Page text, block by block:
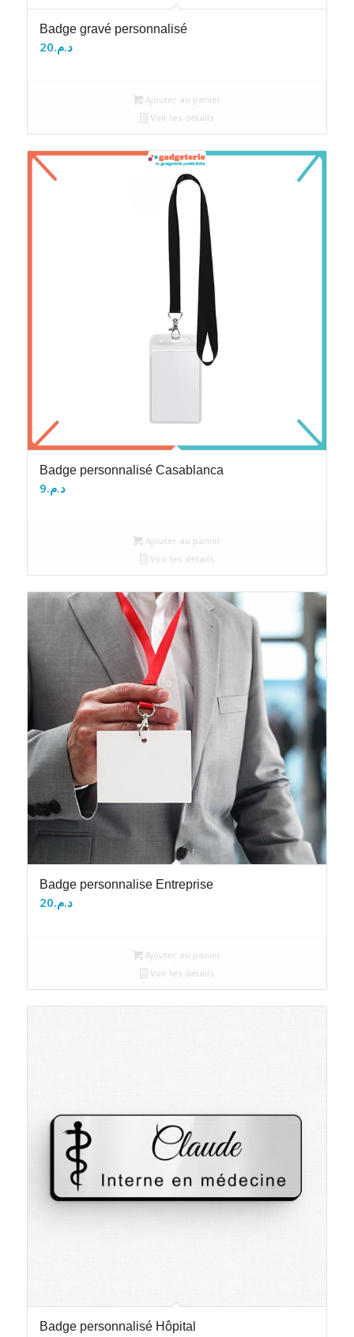
Badge gravé personnalisé
د.م.20
Ajouter au panier
Voir les détails
Badge personnalisé Casablanca
د.م.9
Ajouter au panier
Voir les détails
Badge personnalise Entreprise
د.م.20
Ajouter au panier
Voir les détails
Badge personnalisé Hôpital